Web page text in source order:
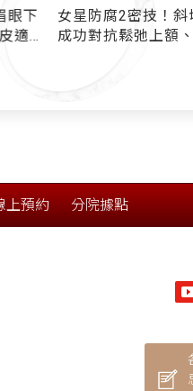
防腐2密技！斜切隱痕技術
對抗鬆弛上額、無神雙眸，
上預約 分院據點